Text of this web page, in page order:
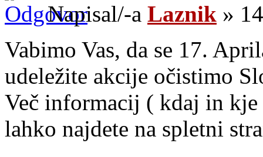
Napisal/-a Laznik »
Vabimo Vas, da se 17.
udeležite akcije očistimo
Več informacij ( kdaj in
lahko najdete na spletni